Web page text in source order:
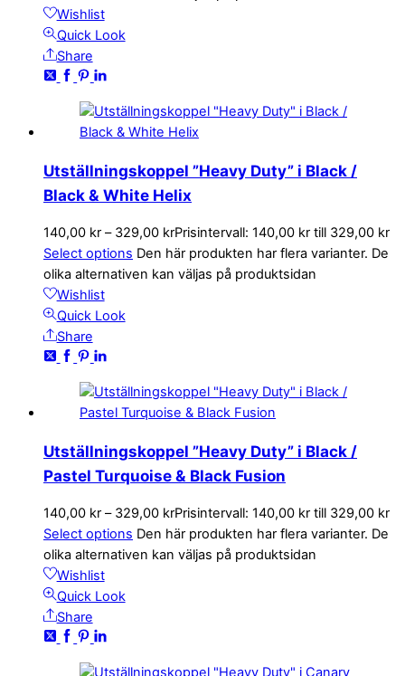
Wishlist
Quick Look
Share
Utställningskoppel ”Heavy Duty” i Black /
Black & White Helix
140,00 kr – 329,00 krPrisintervall: 140,00 kr till 329,00 kr
Select options Den här produkten har flera varianter. De
olika alternativen kan väljas på produktsidan
Wishlist
Quick Look
Share
Utställningskoppel ”Heavy Duty” i Black /
Pastel Turquoise & Black Fusion
140,00 kr – 329,00 krPrisintervall: 140,00 kr till 329,00 kr
Select options Den här produkten har flera varianter. De
olika alternativen kan väljas på produktsidan
Wishlist
Quick Look
Share